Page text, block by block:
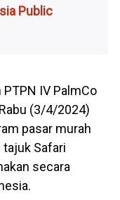
Public
IV PalmCo
(3/4/2024)
pasar murah
tajuk Safari
secara